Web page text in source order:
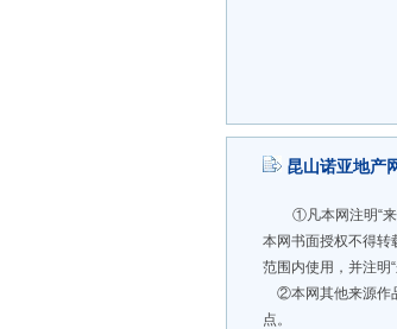
昆山诺亚地产
①凡本网注明“
本网书面授权不得转
范围内使用，并注明
②本网其他来源作
点。